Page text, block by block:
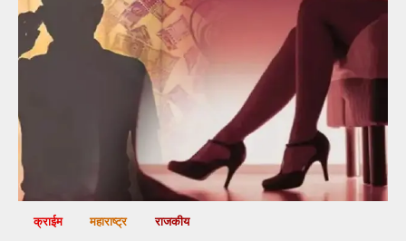
क्राईम महाराष्ट्र राजकीय